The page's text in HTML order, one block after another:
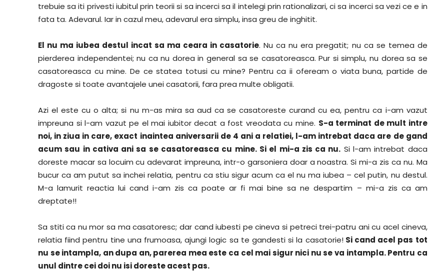
trebuie sa iti privesti iubitul prin teorii si sa incerci sa il intelegi prin rationalizari, ci sa incerci sa vezi ce e in
fata ta. Adevarul. Iar in cazul meu, adevarul era simplu, insa greu de inghitit.
El nu ma iubea destul incat sa ma ceara in casatorie. Nu ca nu era pregatit; nu ca se temea de
pierderea independentei; nu ca nu dorea in general sa se casatoreasca. Pur si simplu, nu dorea sa se
casatoreasca cu mine. De ce statea totusi cu mine? Pentru ca ii ofeream o viata buna, partide de
dragoste si toate avantajele unei casatorii, fara prea multe obligatii.
Azi el este cu o alta; si nu m-as mira sa aud ca se casatoreste curand cu ea, pentru ca i-am vazut
impreuna si l-am vazut pe el mai iubitor decat a fost vreodata cu mine. S-a terminat de mult intre
noi, in ziua in care, exact inaintea aniversarii de 4 ani a relatiei, l-am intrebat daca are de gand
acum sau in cativa ani sa se casatoreasca cu mine. Si el mi-a zis ca nu. Si l-am intrebat daca
doreste macar sa locuim cu adevarat impreuna, intr-o garsoniera doar a noastra. Si mi-a zis ca nu. Ma
bucur ca am putut sa inchei relatia, pentru ca stiu sigur acum ca el nu ma iubea – cel putin, nu destul.
M-a lamurit reactia lui cand i-am zis ca poate ar fi mai bine sa ne despartim – mi-a zis ca am
dreptate!!
Sa stiti ca nu mor sa ma casatoresc; dar cand iubesti pe cineva si petreci trei-patru ani cu acel cineva,
relatia fiind pentru tine una frumoasa, ajungi logic sa te gandesti si la casatorie!Si cand acel pas tot
nu se intampla, an dupa an, parerea mea este ca cel mai sigur nici nu se va intampla. Pentru ca
unul dintre cei doi nu isi doreste acest pas.